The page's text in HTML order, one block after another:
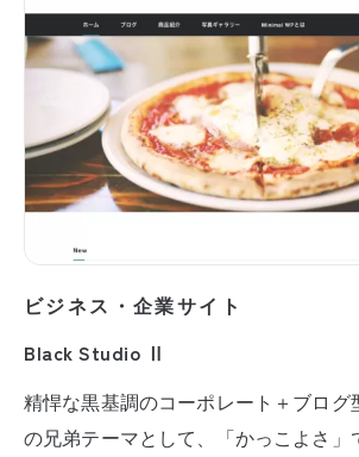
ビジネス・企業サイト
Black Studio Ⅱ
精悍な黒基調のコーポレート＋ブロ
の兄弟テーマとして、「かっこよさ」